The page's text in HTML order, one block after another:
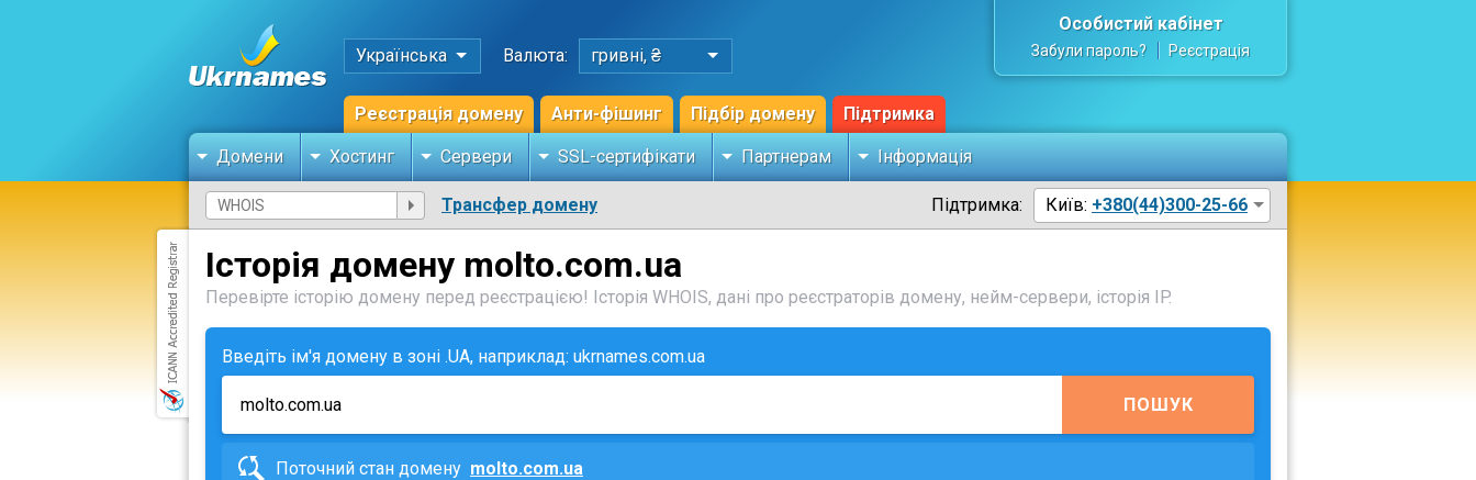
Українська Валюта: гривні, ₴
Реєстрація домену Анти-фішинг Підбір домену Підтримка
Особистий кабінет
Забули пароль? Реєстрація
Домени Хостинг Сервери SSL-сертифікати Партнерам Інформація
Трансфер домену Підтримка: Київ: +380(44)300-25-66
Історія домену molto.com.ua
Перевірте історію домену перед реєстрацією! Історія WHOIS, дані про реєстраторів домену, нейм-сервери, історія IP.
Введіть ім'я домену в зоні .UA, наприклад: ukrnames.com.ua
ПОШУК
Поточний стан домену molto.com.ua